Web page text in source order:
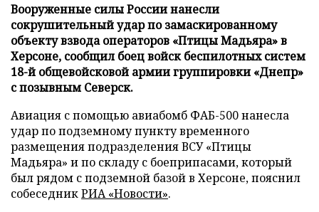
Вооруженные силы России нанесли
сокрушительный удар по замаскированному
объекту взвода операторов «Птицы Мадьяра» в
Херсоне, сообщил боец войск беспилотных систем
18-й общевойсковой армии группировки «Днепр»
с позывным Северск.
Авиация с помощью авиабомб ФАБ-500 нанесла
удар по подземному пункту временного
размещения подразделения ВСУ «Птицы
Мадьяра» и по складу с боеприпасами, который
был рядом с подземной базой в Херсоне, пояснил
собеседникРИА «Новости».